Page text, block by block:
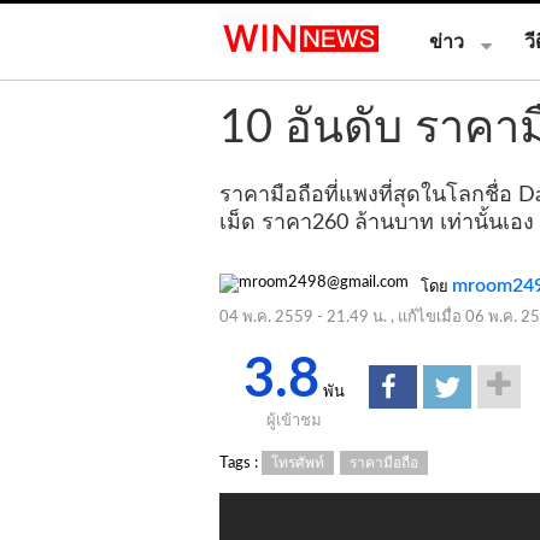
ข่าว วี
10 อันดับ ราค
ราคามือถือที่แพงที่สุดในโลกชื่อ
เม็ด ราคา260 ล้านบาท เท่านั้นเอง
โดย
04 พ.ค. 2559 - 21.49 น. , แก้ไขเมื่อ 06 พ.ค.
3.8 พัน
ผู้เข้าชม
Tags : โทรศัพท์ ราคามือถือ